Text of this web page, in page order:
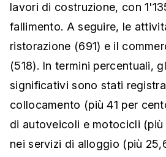
lavori di costruzione, con
fallimento. A seguire, le
ristorazione (691) e il
(518). In termini percentuali,
significativi sono stati
collocamento (più 41 per
di autoveicoli e motocicli
nei servizi di alloggio (più